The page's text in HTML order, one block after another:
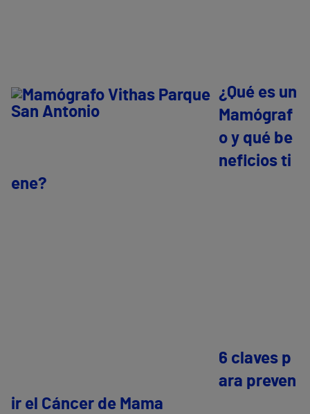
¿Qué es un
Mamógraf
o y qué be
neficios ti
ene?
6 claves p
ara preven
ir el Cáncer de Mama